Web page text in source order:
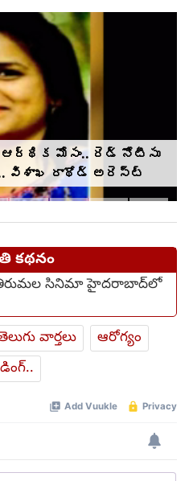
మోసం.. రెడ్ నోటీసు
విశాఖ రాథోడ్‌‌ అరెస్ట్
కథనం
తిరుమల సినిమా హైదరాబాద్‌లో
వార్తలు
ఆరోగ్యం